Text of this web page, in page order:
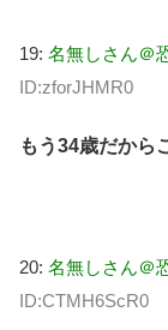
19: 名無しさん＠
ID:zforJHMR0
もう34歳だから
20: 名無しさん＠
ID:CTMH6ScR0